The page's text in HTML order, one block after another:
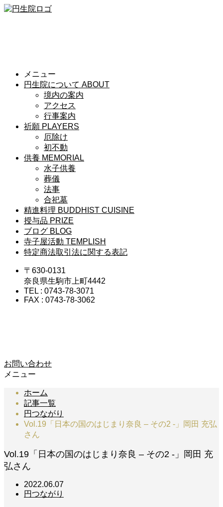
メニュー
円生院について ABOUT
境内の案内
アクセス
行事案内
祈願 PLAYERS
厄除け
初不動
供養 MEMORIAL
水子供養
葬儀
法事
合祀墓
精進料理 BUDDHIST CUISINE
授与品 PRIZE
ブログ BLOG
寺子屋活動 TEMPLISH
特定商法取引法に関する表記
〒630-0131
奈良県生駒市上町4442
TEL : 0743-78-3071
FAX : 0743-78-3062
お問い合わせ
メニュー
ホーム
記事一覧
円つながり
Vol.19「日本の国のはじまり奈良 – その2 -」岡田 充弘
さん
Vol.19「日本の国のはじまり奈良 – その2 -」岡田 充
弘さん
2022.06.07
円つながり